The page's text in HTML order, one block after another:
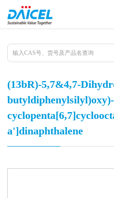
(13bR)-5,7&4,7-
a']dinaphthalene